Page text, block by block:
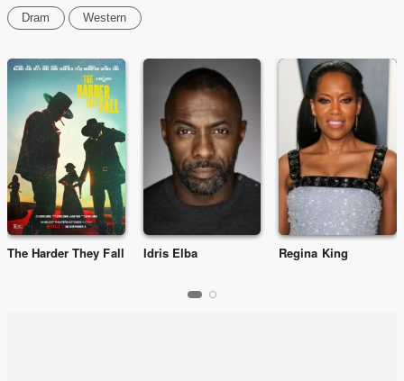
Dram Western
The Harder They Fall Idris Elba Regina King